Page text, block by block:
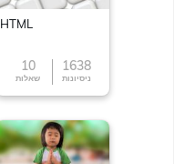
HTML
10
שאלות
1638
ניסיונות